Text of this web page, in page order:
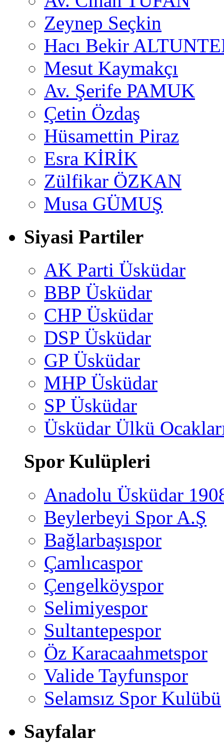
Zeynep Seçkin
Hacı Bekir
Mesut Kaymakçı
Av. Şerife PAMUK
Çetin Özdaş
Hüsamettin Piraz
Esra KİRİK
Zülfikar ÖZKAN
Musa GÜMUŞ
Siyasi Partiler
AK Parti Üsküdar
BBP Üsküdar
CHP Üsküdar
DSP Üsküdar
GP Üsküdar
MHP Üsküdar
SP Üsküdar
Üsküdar Ülkü
Spor Kulüpleri
Anadolu Üsküdar
Beylerbeyi Spor A.Ş
Bağlarbaşıspor
Çamlıcaspor
Çengelköyspor
Selimiyespor
Sultantepespor
Öz Karacaahmetspor
Valide Tayfunspor
Selamsız Spor Kulübü
Sayfalar